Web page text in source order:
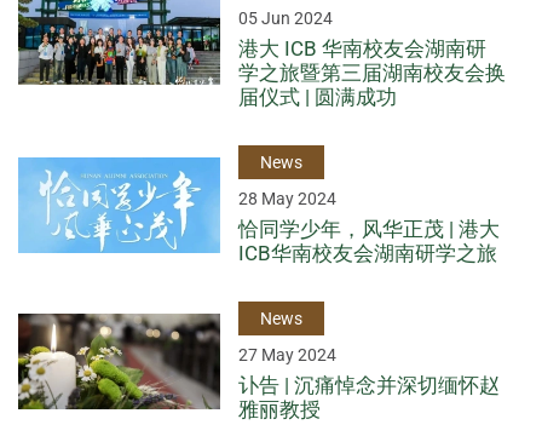
05 Jun 2024
港大 ICB 华南校友会湖南研
学之旅暨第三届湖南校友会换
届仪式 | 圆满成功
News
28 May 2024
恰同学少年，风华正茂 | 港大
ICB华南校友会湖南研学之旅
News
27 May 2024
讣告 | 沉痛悼念并深切缅怀赵
雅丽教授